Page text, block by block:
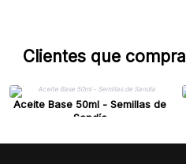
Clientes que
Aceite Base 50ml - Semillas de
Sandía